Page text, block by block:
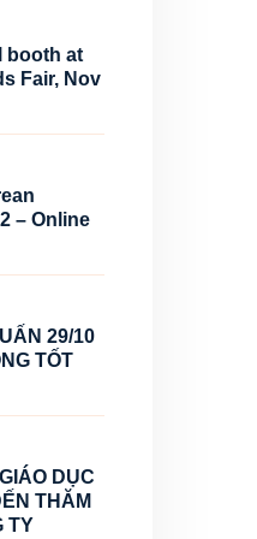
booth at
Fair, Nov
– Online
29/10
TỐT
DỤC
THĂM
TY